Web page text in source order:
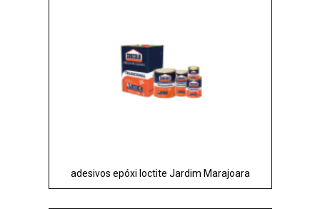
adesivos epóxi loctite Jardim Marajoara